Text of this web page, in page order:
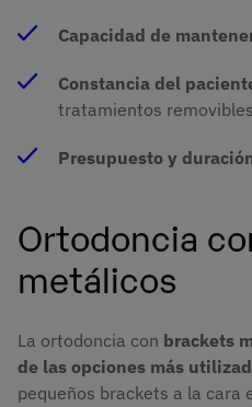
Capacidad de
Constancia del
tratamientos
Presupuesto y
Ortodoncia
metálicos
La ortodoncia con brackets
de las opciones más
pequeños brackets a la cara